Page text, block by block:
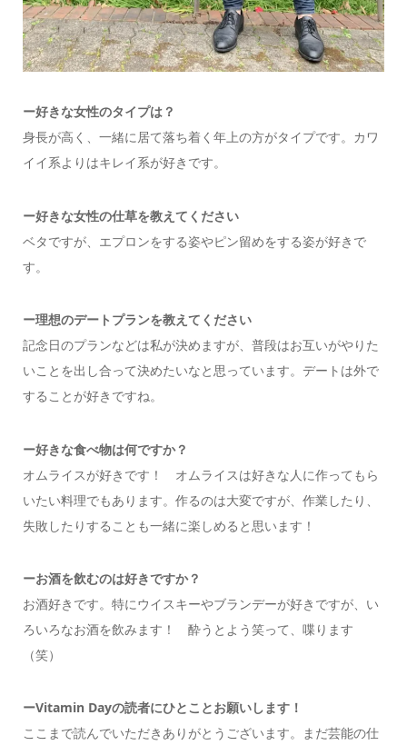
ー好きな女性のタイプは？
身長が高く、一緒に居て落ち着く年上の方がタイプです。カワ
イイ系よりはキレイ系が好きです。
ー好きな女性の仕草を教えてください
ベタですが、エプロンをする姿やピン留めをする姿が好きで
す。
ー理想のデートプランを教えてください
記念日のプランなどは私が決めますが、普段はお互いがやりた
いことを出し合って決めたいなと思っています。デートは外で
することが好きですね。
ー好きな食べ物は何ですか？
オムライスが好きです！ オムライスは好きな人に作ってもら
いたい料理でもあります。作るのは大変ですが、作業したり、
失敗したりすることも一緒に楽しめると思います！
ーお酒を飲むのは好きですか？
お酒好きです。特にウイスキーやブランデーが好きですが、い
ろいろなお酒を飲みます！ 酔うとよう笑って、喋ります
（笑）
ーVitamin Dayの読者にひとことお願いします！
ここまで読んでいただきありがとうございます。 まだ芸能の仕